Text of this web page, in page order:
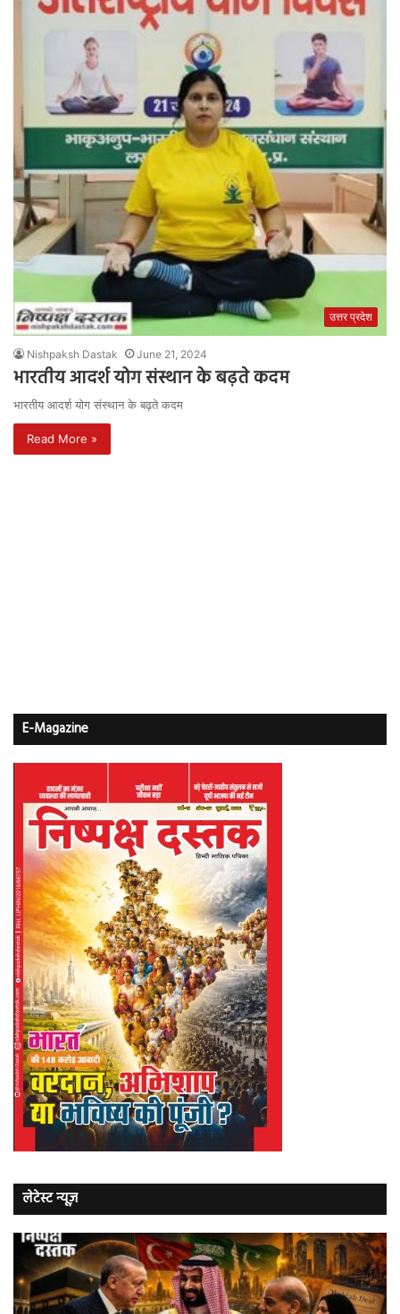
उत्तर प्रदेश
Nishpaksh Dastak June 21, 2024
भारतीय आदर्श योग संस्थान के बढ़ते कदम
भारतीय आदर्श योग संस्थान के बढ़ते कदम
Read More »
E-Magazine
लेटेस्ट न्यूज़